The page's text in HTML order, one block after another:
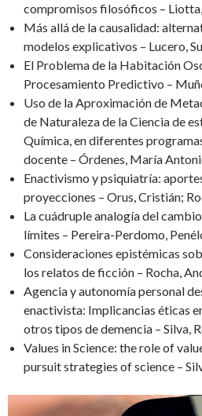
compromisos filosóficos –
Más allá de la causalidad:
modelos explicativos – Lucero,
El Problema de la Habitación
Procesamiento Predictivo –
Uso de la Aproximación de
de Naturaleza de la Ciencia de
Química, en diferentes
docente – Órdenes, María
Enactivismo y psiquiatría:
proyecciones – Orus, Cristián;
La cuádruple analogía del
límites – Pereira-Perdomo,
Consideraciones epistémicas
los relatos de ficción – Rocha,
Agencia y autonomía personal
enactivista: Implicancias éticas
otros tipos de demencia – Silva,
Values in Science: the role of
pursuit strategies of science –